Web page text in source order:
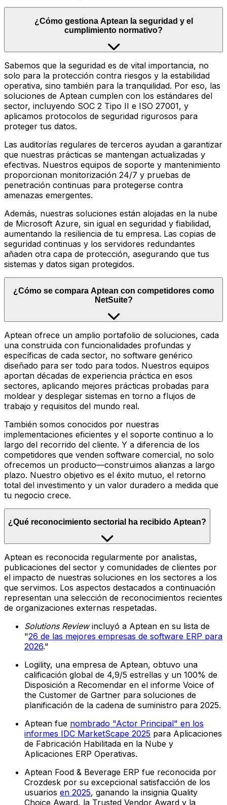
¿Cómo gestiona Aptean la seguridad y el
cumplimiento normativo?
Sabemos que la seguridad es de vital importancia, no
solo para la protección contra riesgos y la estabilidad
operativa, sino también para la tranquilidad. Por eso, las
soluciones de Aptean cumplen con los estándares del
sector, incluyendo SOC 2 Tipo II e ISO 27001, y
aplicamos protocolos de seguridad rigurosos para
proteger tus datos.
Las auditorías regulares de terceros ayudan a garantizar
que nuestras prácticas se mantengan actualizadas y
efectivas. Nuestros equipos de soporte y mantenimiento
proporcionan monitorización 24/7 y pruebas de
penetración continuas para protegerse contra
amenazas emergentes.
Además, nuestras soluciones están alojadas en la nube
de Microsoft Azure, sin igual en seguridad y fiabilidad,
aumentando la resiliencia de tu empresa. Las copias de
seguridad continuas y los servidores redundantes
añaden otra capa de protección, asegurando que tus
sistemas y datos sigan protegidos.
¿Cómo se compara Aptean con competidores como
NetSuite?
Aptean ofrece un amplio portafolio de soluciones, cada
una construida con funcionalidades profundas y
específicas de cada sector, no software genérico
diseñado para ser todo para todos. Nuestros equipos
aportan décadas de experiencia práctica en esos
sectores, aplicando mejores prácticas probadas para
moldear y desplegar sistemas en torno a flujos de
trabajo y requisitos del mundo real.
También somos conocidos por nuestras
implementaciones eficientes y el soporte continuo a lo
largo del recorrido del cliente. Y a diferencia de los
competidores que venden software comercial, no solo
ofrecemos un producto—construimos alianzas a largo
plazo. Nuestro objetivo es el éxito mutuo, el retorno
total del investimento y un valor duradero a medida que
tu negocio crece.
¿Qué reconocimiento sectorial ha recibido Aptean?
Aptean es reconocida regularmente por analistas,
publicaciones del sector y comunidades de clientes por
el impacto de nuestras soluciones en los sectores a los
que servimos. Los aspectos destacados a continuación
representan una selección de reconocimientos recientes
de organizaciones externas respetadas.
Solutions Reviewincluyó a Aptean en su lista de
"26 de las mejores empresas de software ERP para
2026."
Logility, una empresa de Aptean, obtuvo una
calificación global de 4,9/5 estrellas y un 100% de
Disposición a Recomendar en el informe Voice of
the Customer de Gartner para soluciones de
planificación de la cadena de suministro para 2025.
Aptean fue nombrado "Actor Principal" en los
informes IDC MarketScape 2025 para Aplicaciones
de Fabricación Habilitada en la Nube y
Aplicaciones ERP Operativas.
Aptean Food & Beverage ERP fue reconocida por
Crozdesk por su excepcional satisfacción de los
usuarios en 2025, ganando la insignia Quality
Choice Award, la Trusted Vendor Award y la